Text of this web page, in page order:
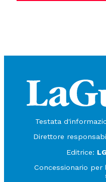
Testata
Direttore
Editrice:
Concessionario per